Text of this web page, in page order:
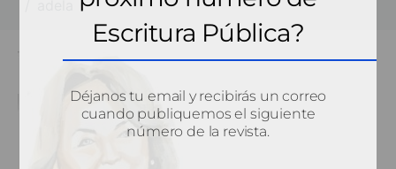
Escritura Pública?
Déjanos tu email y recibirás un correo
cuando publiquemos el siguiente
número de la revista.